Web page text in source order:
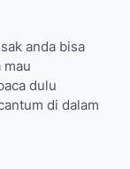
anda bisa
mau
dulu
di dalam